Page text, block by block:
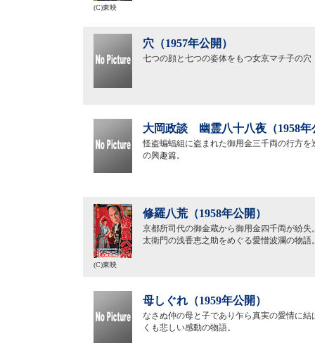
(C)東映
穴（1957年公開）
七つの顔と七つの姿体をもつ女京マチ子の穴
大岡政談 幽霊八十八夜（1958年
怪盗蝙蝠組に盗まれた御用金三千両の行方
の興趣篇。
修羅八荒（1958年公開）
京都所司代の御金蔵から御用金四千両が紛
太衛門の浅香恵之助をめぐる愛憎波瀾の物語
(C)東映
母しぐれ（1959年公開）
なさぬ仲の母と子であり乍ら真実の愛情に
くも悲しい感動の物語。